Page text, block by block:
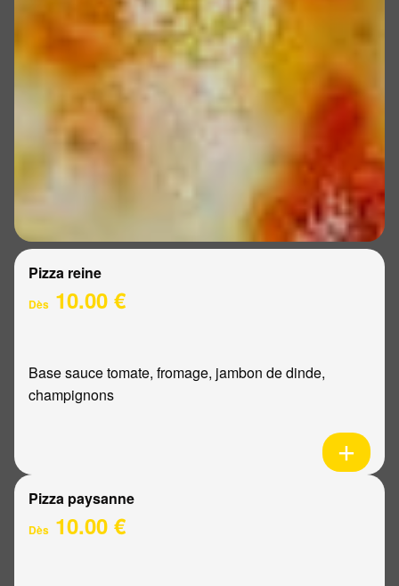
Pizza reine
Dès 10.00 €
Base sauce tomate, fromage, jambon de dinde,
champignons
Pizza paysanne
Dès 10.00 €